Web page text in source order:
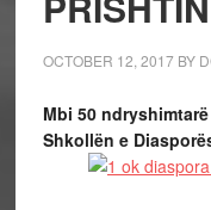
OCTOBER 12, 2017BY
Mbi 50
Shkollën e